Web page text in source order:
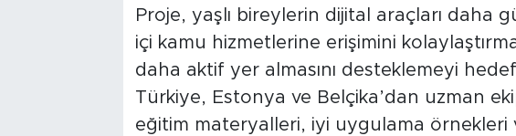
Proje, yaşlı bireylerin dijital araçları daha
içi kamu hizmetlerine erişimini
daha aktif yer almasını desteklemeyi
Türkiye, Estonya ve Belçika’dan uzman
eğitim materyalleri, iyi uygulama örnekleri